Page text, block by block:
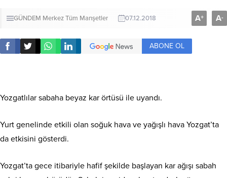
GÜNDEM MerkezTüm Manşetler 07.12.2018 A+ A-
ABONE OL
Yozgatlılar sabaha beyaz kar örtüsü ile uyandı.
Yurt genelinde etkili olan soğuk hava ve yağışlı hava Yozgat’ta
da etkisini gösterdi.
Yozgat’ta gece itibariyle hafif şekilde başlayan kar ağışı sabah